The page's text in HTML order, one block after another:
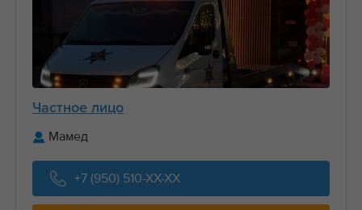
Частное лицо
Мамед
+7 (950) 510-XX-XX